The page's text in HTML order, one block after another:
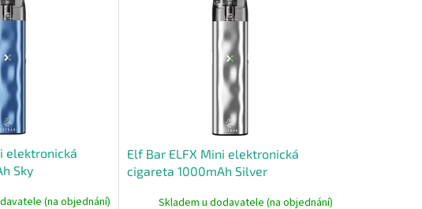
elektronická
Sky
(na objednání)
Elf Bar ELFX Mini elektronická
cigareta 1000mAh Silver
Skladem u dodavatele (na objednání)